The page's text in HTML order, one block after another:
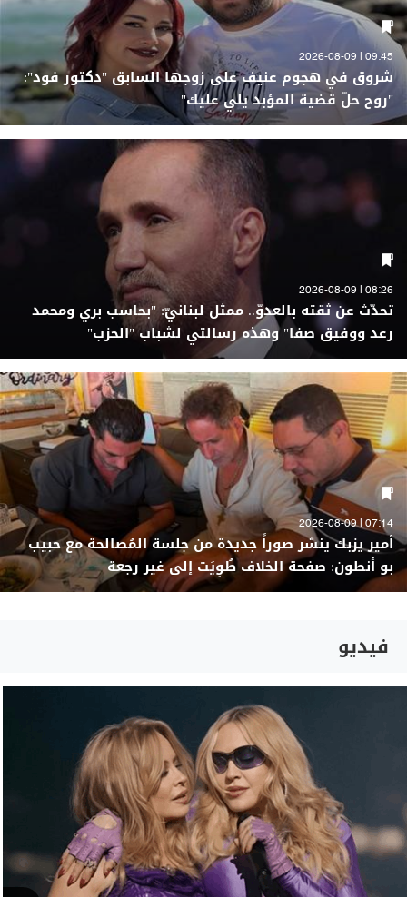
09:45 | 2026-08-09
شروق في هجوم عنيف على زوجها السابق "دكتور فود":
"روح حلّ قضية المؤبد يلي عليك"
08:26 | 2026-08-09
تحدّث عن ثقته بالعدوّ.. ممثل لبنانيّ: "بحاسب بري ومحمد
رعد ووفيق صفا" وهذه رسالتي لشباب "الحزب"
07:14 | 2026-08-09
أمير يزبك ينشر صوراً جديدة من جلسة المُصالحة مع حبيب
بو أنطون: صفحة الخلاف طُوِيَت إلى غير رجعة
فيديو